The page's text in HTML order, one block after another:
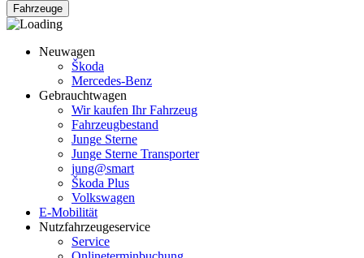
Fahrzeuge
Neuwagen
Škoda
Mercedes-Benz
Gebrauchtwagen
Wir kaufen Ihr Fahrzeug
Fahrzeugbestand
Junge Sterne
Junge Sterne Transporter
jung@smart
Škoda Plus
Volkswagen
E-Mobilität
Nutzfahrzeugeservice
Service